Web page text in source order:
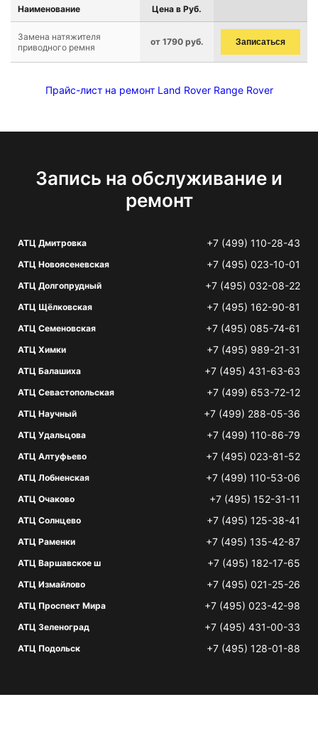
Наименование Цена в Руб.
Замена натяжителя
приводного ремня
от 1790 руб. Записаться
Прайс-лист на ремонт Land Rover Range Rover
Запись на обслуживание и
ремонт
АТЦ Дмитровка +7 (499) 110-28-43
АТЦ Новоясеневская +7 (495) 023-10-01
АТЦ Долгопрудный +7 (495) 032-08-22
АТЦ Щёлковская +7 (495) 162-90-81
АТЦ Семеновская +7 (495) 085-74-61
АТЦ Химки +7 (495) 989-21-31
АТЦ Балашиха +7 (495) 431-63-63
АТЦ Севастопольская +7 (499) 653-72-12
АТЦ Научный +7 (499) 288-05-36
АТЦ Удальцова +7 (499) 110-86-79
АТЦ Алтуфьево +7 (495) 023-81-52
АТЦ Лобненская +7 (499) 110-53-06
АТЦ Очаково +7 (495) 152-31-11
АТЦ Солнцево +7 (495) 125-38-41
АТЦ Раменки +7 (495) 135-42-87
АТЦ Варшавское ш +7 (495) 182-17-65
АТЦ Измайлово +7 (495) 021-25-26
АТЦ Проспект Мира +7 (495) 023-42-98
АТЦ Зеленоград +7 (495) 431-00-33
АТЦ Подольск +7 (495) 128-01-88